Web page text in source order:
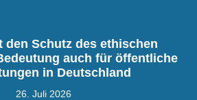
den Schutz des ethischen
auch für öffentliche
in Deutschland
26. Juli 2026